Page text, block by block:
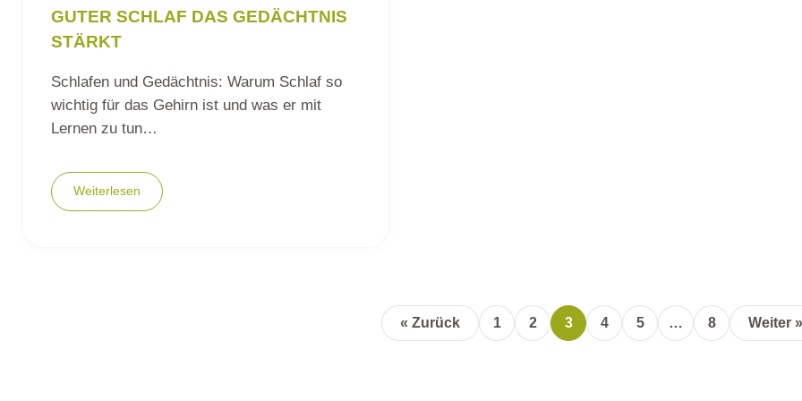
GUTER SCHLAF DAS GEDÄCHTNIS
STÄRKT
Schlafen und Gedächtnis: Warum Schlaf so
wichtig für das Gehirn ist und was er mit
Lernen zu tun…
Weiterlesen
« Zurück 1 2 3 4 5 … 8 Weiter »